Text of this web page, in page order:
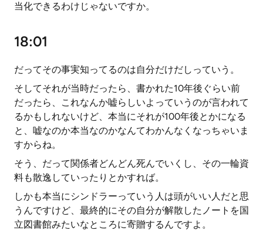
当化できるわけじゃないですか。
18:01
だってその事実知ってるのは自分だけだしっていう。
そしてそれが当時だったら、書かれた10年後ぐらい前
だったら、これなんか嘘らしいよっていうのが言われて
るかもしれないけど、本当にそれが100年後とかになる
と、嘘なのか本当なのかなんてわかんなくなっちゃいま
すからね。
そう、だって関係者どんどん死んでいくし、その一輪資
料も散逸していったりとかすれば。
しかも本当にシンドラーっていう人は頭がいい人だと思
うんですけど、最終的にその自分が解散したノートを国
立図書館みたいなところに寄贈するんですよ。